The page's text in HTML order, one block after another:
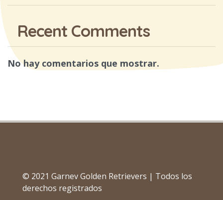
Recent Comments
No hay comentarios que mostrar.
© 2021 Garnev Golden Retrievers | Todos los
derechos registrados